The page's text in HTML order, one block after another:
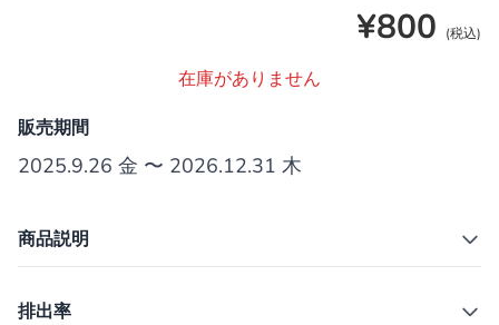
¥800 (税込)
在庫がありません
販売期間
2025.9.26 金 〜 2026.12.31 木
商品説明
排出率